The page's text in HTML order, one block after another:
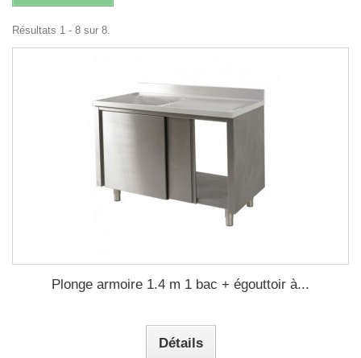
Résultats 1 - 8 sur 8.
Plonge armoire 1.4 m 1 bac + égouttoir à...
Détails